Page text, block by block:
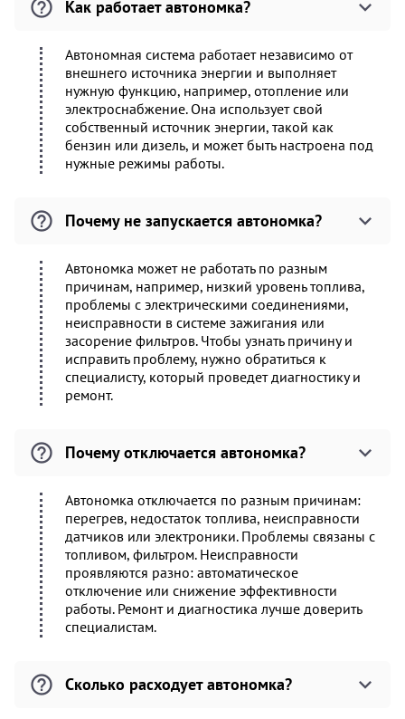
Как работает автономка?
Автономная система работает независимо от
внешнего источника энергии и выполняет
нужную функцию, например, отопление или
электроснабжение. Она использует свой
собственный источник энергии, такой как
бензин или дизель, и может быть настроена под
нужные режимы работы.
Почему не запускается автономка?
Автономка может не работать по разным
причинам, например, низкий уровень топлива,
проблемы с электрическими соединениями,
неисправности в системе зажигания или
засорение фильтров. Чтобы узнать причину и
исправить проблему, нужно обратиться к
специалисту, который проведет диагностику и
ремонт.
Почему отключается автономка?
Автономка отключается по разным причинам:
перегрев, недостаток топлива, неисправности
датчиков или электроники. Проблемы связаны с
топливом, фильтром. Неисправности
проявляются разно: автоматическое
отключение или снижение эффективности
работы. Ремонт и диагностика лучше доверить
специалистам.
Сколько расходует автономка?